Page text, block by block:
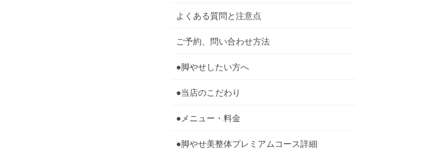
よくある質問と注意点
ご予約、問い合わせ方法
●脚やせしたい方へ
●当店のこだわり
●メニュー・料金
●脚やせ美整体プレミアムコース詳細